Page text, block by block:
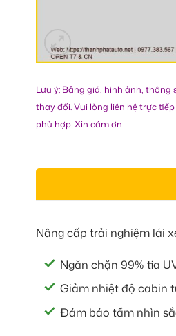
Lưu ý: Bảng giá, hình ảnh,
thay đổi. Vui lòng liên hệ trực
phù hợp. Xin cảm ơn
Nâng cấp trải nghiệm lái
Ngăn chặn 99% tia
Giảm nhiệt độ cabin
Đảm bảo tầm nhìn